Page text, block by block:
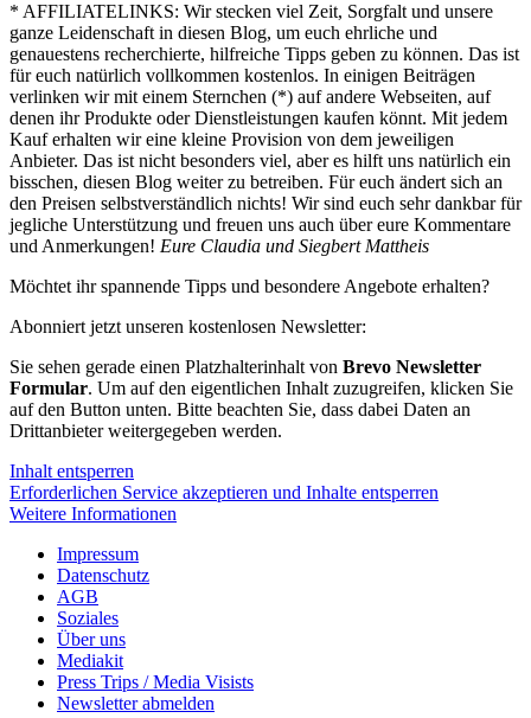
* AFFILIATELINKS: Wir stecken viel Zeit, Sorgfalt und unsere
ganze Leidenschaft in diesen Blog, um euch ehrliche und
genauestens recherchierte, hilfreiche Tipps geben zu können. Das ist
für euch natürlich vollkommen kostenlos. In einigen Beiträgen
verlinken wir mit einem Sternchen (*) auf andere Webseiten, auf
denen ihr Produkte oder Dienstleistungen kaufen könnt. Mit jedem
Kauf erhalten wir eine kleine Provision von dem jeweiligen
Anbieter. Das ist nicht besonders viel, aber es hilft uns natürlich ein
bisschen, diesen Blog weiter zu betreiben. Für euch ändert sich an
den Preisen selbstverständlich nichts! Wir sind euch sehr dankbar für
jegliche Unterstützung und freuen uns auch über eure Kommentare
und Anmerkungen! Eure Claudia und Siegbert Mattheis
Möchtet ihr spannende Tipps und besondere Angebote erhalten?
Abonniert jetzt unseren kostenlosen Newsletter:
Sie sehen gerade einen Platzhalterinhalt von Brevo Newsletter
Formular. Um auf den eigentlichen Inhalt zuzugreifen, klicken Sie
auf den Button unten. Bitte beachten Sie, dass dabei Daten an
Drittanbieter weitergegeben werden.
Inhalt entsperren
Erforderlichen Service akzeptieren und Inhalte entsperren
Weitere Informationen
Impressum
Datenschutz
AGB
Soziales
Über uns
Mediakit
Press Trips / Media Visists
Newsletter abmelden